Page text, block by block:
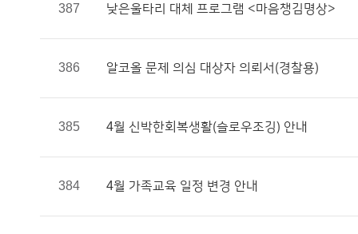
387 낮은울타리 대체 프로그램 <마음챙김명상>
386 알코올 문제 의심 대상자 의뢰서(경찰용)
385 4월 신박한회복생활(슬로우조깅) 안내
384 4월 가족교육 일정 변경 안내